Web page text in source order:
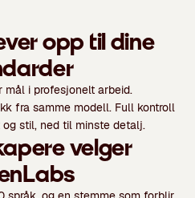
opp til dine
mål i profesjonelt arbeid.
fra samme modell. Full kontroll
stil, ned til minste detalj.
velger